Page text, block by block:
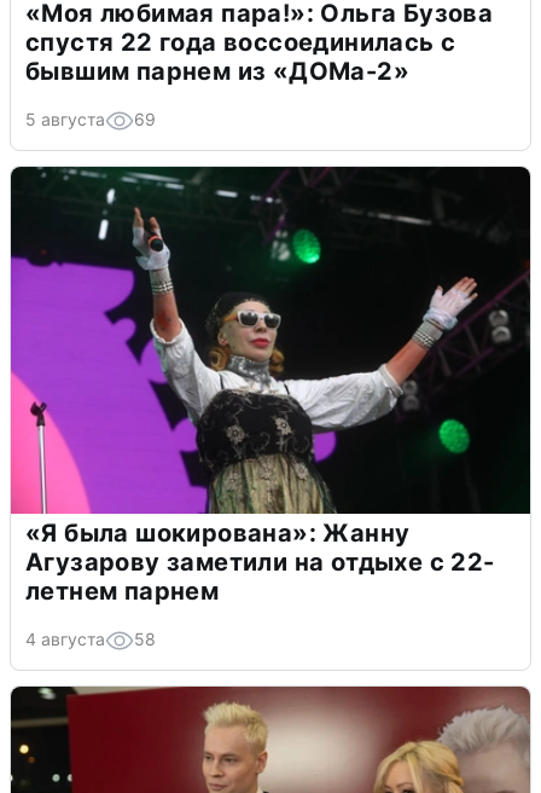
«Моя любимая пара!»: Ольга Бузова
спустя 22 года воссоединилась с
бывшим парнем из «ДОМа-2»
5 августа 69
«Я была шокирована»: Жанну
Агузарову заметили на отдыхе с 22-
летнем парнем
4 августа 58